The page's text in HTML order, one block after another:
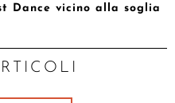
Dance vicino alla soglia